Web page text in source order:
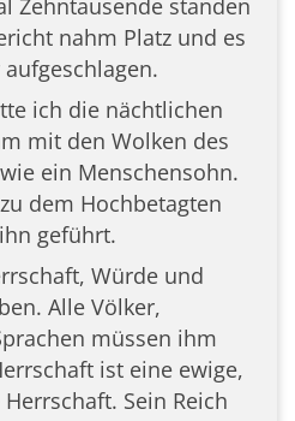
Zehntausende standen
nahm Platz und es
ich die nächtlichen
mit den Wolken des
ein Menschensohn.
dem Hochbetagten
geführt.
Würde und
Alle Völker,
müssen ihm
ist eine ewige,
Sein Reich